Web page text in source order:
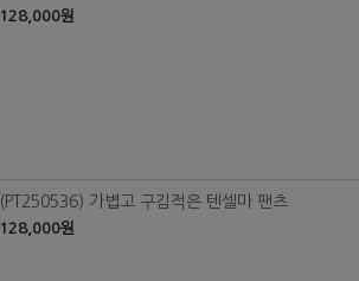
128,000원
(PT250536) 가볍고 구김적은 텐셀마 팬츠
128,000원